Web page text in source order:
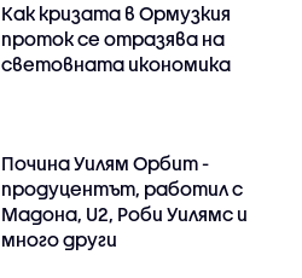
Как кризата в Ормузкия
проток се отразява на
световната икономика
Почина Уилям Орбит -
продуцентът, работил с
Мадона, U2, Роби Уилямс и
много други